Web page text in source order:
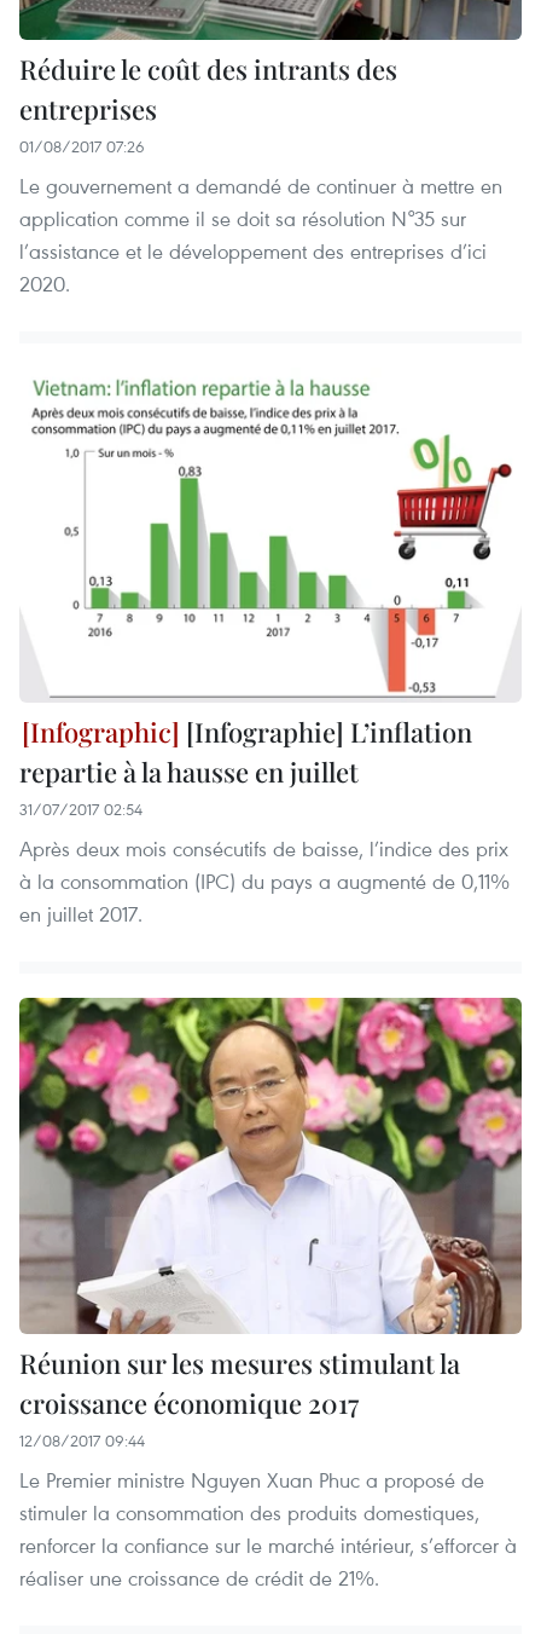
Réduire le coût des intrants des
entreprises
01/08/2017 07:26
Le gouvernement a demandé de continuer à mettre en
application comme il se doit sa résolution N°35 sur
l’assistance et le développement des entreprises d’ici
2020.
[Infographie] L’inflation
repartie à la hausse en juillet
31/07/2017 02:54
Après deux mois consécutifs de baisse, l’indice des prix
à la consommation (IPC) du pays a augmenté de 0,11%
en juillet 2017.
Réunion sur les mesures stimulant la
croissance économique 2017
12/08/2017 09:44
Le Premier ministre Nguyen Xuan Phuc a proposé de
stimuler la consommation des produits domestiques,
renforcer la confiance sur le marché intérieur, s’efforcer à
réaliser une croissance de crédit de 21%.